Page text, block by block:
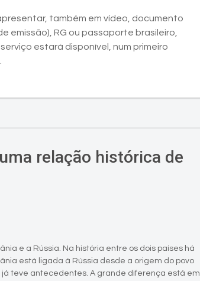
também em vídeo, documento
emissão), RG ou passaporte brasileiro,
estará disponível, num primeiro
relação histórica de
e a Rússia. Na história entre os dois países há
está ligada à Rússia desde a origem do povo
já teve antecedentes. A grande diferença está em